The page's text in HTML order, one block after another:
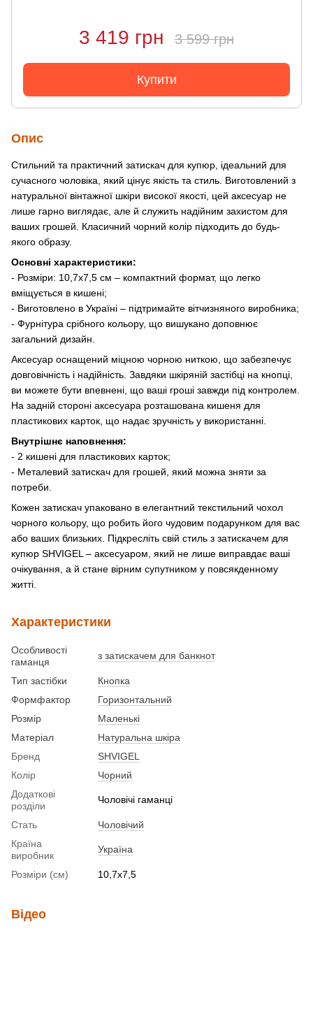
3 419 грн 3 599 грн
Купити
Опис
Стильний та практичний затискач для купюр, ідеальний для
сучасного чоловіка, який цінує якість та стиль. Виготовлений з
натуральної вінтажної шкіри високої якості, цей аксесуар не
лише гарно виглядає, але й служить надійним захистом для
ваших грошей. Класичний чорний колір підходить до будь-
якого образу.
Основні характеристики:
- Розміри: 10,7х7,5 см – компактний формат, що легко
вміщується в кишені;
- Виготовлено в Україні – підтримайте вітчизняного виробника;
- Фурнітура срібного кольору, що вишукано доповнює
загальний дизайн.
Аксесуар оснащений міцною чорною ниткою, що забезпечує
довговічність і надійність. Завдяки шкіряній застібці на кнопці,
ви можете бути впевнені, що ваші гроші завжди під контролем.
На задній стороні аксесуара розташована кишеня для
пластикових карток, що надає зручність у використанні.
Внутрішнє наповнення:
- 2 кишені для пластикових карток;
- Металевий затискач для грошей, який можна зняти за
потреби.
Кожен затискач упаковано в елегантний текстильний чохол
чорного кольору, що робить його чудовим подарунком для вас
або ваших близьких. Підкресліть свій стиль з затискачем для
купюр SHVIGEL – аксесуаром, який не лише виправдає ваші
очікування, а й стане вірним супутником у повсякденному
житті.
Характеристики
Особливості
гаманця
з затискачем для банкнот
Тип застібки
Кнопка
Формфактор
Горизонтальний
Розмір
Маленькі
Матеріал
Натуральна шкіра
Бренд
SHVIGEL
Колір
Чорний
Додаткові
розділи
Чоловічі гаманці
Стать
Чоловічий
Країна
виробник
Україна
Розміри (см) 10,7х7,5
Відео